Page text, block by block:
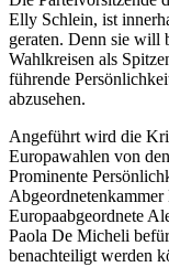
Elly Schlein, ist
geraten. Denn sie will
Wahlkreisen als
führende
abzusehen.
Angeführt wird die
Europawahlen von
Prominente
Europaabgeordnete
Paola De Micheli
benachteiligt werden